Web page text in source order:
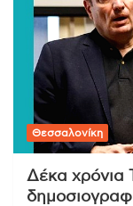
Θεσσαλονίκη
Δέκα χρόνια